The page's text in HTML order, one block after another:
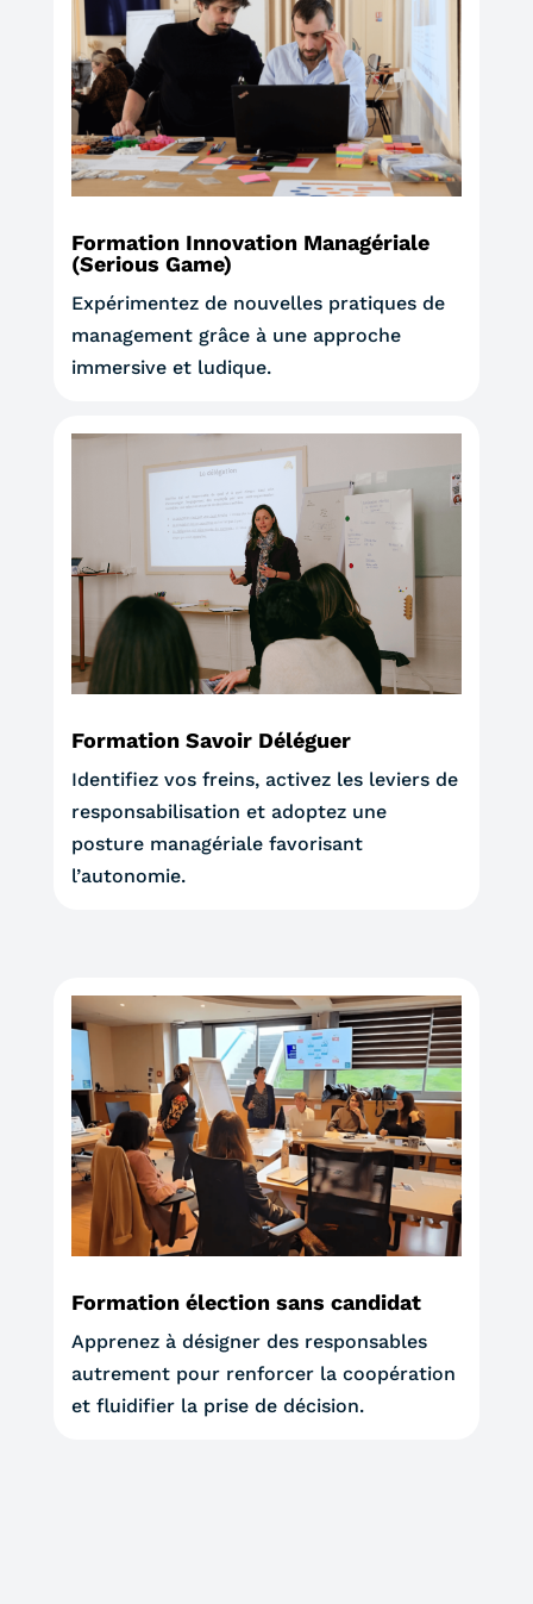
Formation Innovation Managériale
(Serious Game)
Expérimentez de nouvelles pratiques de
management grâce à une approche
immersive et ludique.
Formation Savoir Déléguer
Identifiez vos freins, activez les leviers de
responsabilisation et adoptez une
posture managériale favorisant
l’autonomie.
Formation élection sans candidat
Apprenez à désigner des responsables
autrement pour renforcer la coopération
et fluidifier la prise de décision.